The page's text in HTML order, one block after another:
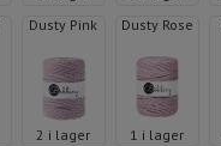
Dusty Pink
2 i lager
Dusty Rose
1 i lager